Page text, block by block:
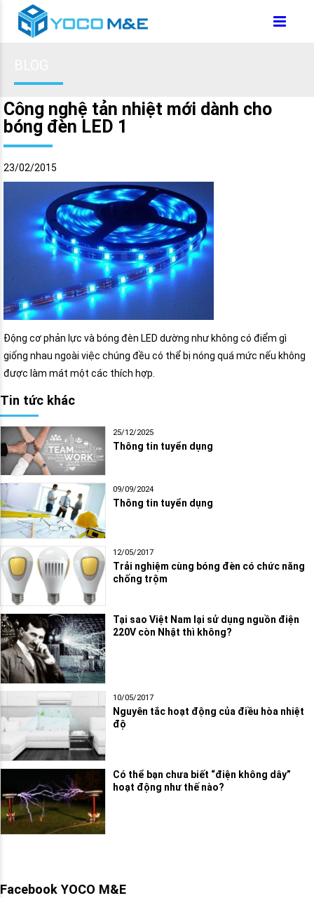
Công nghệ tản nhiệt mới dành cho
bóng đèn LED 1
23/02/2015
Động cơ phản lực và bóng đèn LED dường như không có điểm gì
giống nhau ngoài việc chúng đều có thể bị nóng quá mức nếu không
được làm mát một các thích hợp.
Tin tức khác
25/12/2025
Thông tin tuyển dụng
09/09/2024
Thông tin tuyển dụng
12/05/2017
Trải nghiệm cùng bóng đèn có chức năng
chống trộm
Tại sao Việt Nam lại sử dụng nguồn điện
220V còn Nhật thì không?
10/05/2017
Nguyên tắc hoạt động của điều hòa nhiệt
độ
Có thể bạn chưa biết “điện không dây”
hoạt động như thế nào?
Facebook YOCO M&E